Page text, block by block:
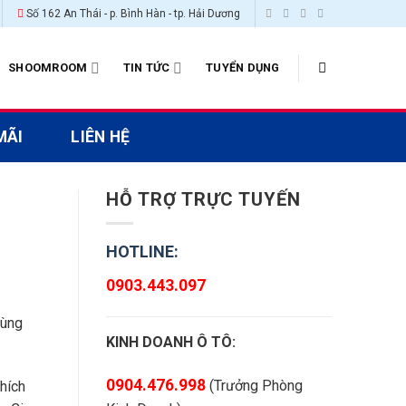
Số 162 An Thái - p. Bình Hàn - tp. Hải Dương
SHOOMROOM TIN TỨC TUYỂN DỤNG
LIÊN HỆ
HỖ TRỢ TRỰC TUYẾN
HOTLINE:
0903.443.097
KINH DOANH Ô TÔ:
0904.476.998 (Trưởng Phòng